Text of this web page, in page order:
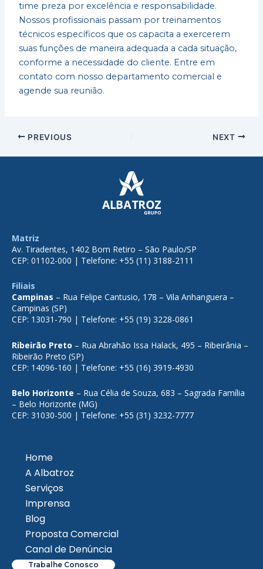
time preza por excelência e responsabilidade.
Nossos profissionais passam por treinamentos
técnicos específicos que os capacita a exercerem
suas funções de maneira adequada a cada situação,
conforme a necessidade do cliente. Entre em
contato com nosso departamento comercial e
agende sua reunião.
PREVIOUS NEXT
Home
A Albatroz
Serviços
Imprensa
Blog
Proposta Comercial
Canal de Denúncia
Trabalhe Conosco
Matriz
Av. Tiradentes, 1402 Bom Retiro – São Paulo/SP
CEP: 01102-000 | Telefone: +55 (11) 3188-2111
Filiais
Campinas – Rua Felipe Cantusio, 178 – Vila Anhanguera –
Campinas (SP)
CEP: 13031-790 | Telefone: +55 (19) 3228-0861
Ribeirão Preto – Rua Abrahão Issa Halack, 495 – Ribeirânia –
Ribeirão Preto (SP)
CEP: 14096-160 | Telefone: +55 (16) 3919-4930
Belo Horizonte – Rua Célia de Souza, 683 – Sagrada Família
– Belo Horizonte (MG)
CEP: 31030-500 | Telefone: +55 (31) 3232-7777